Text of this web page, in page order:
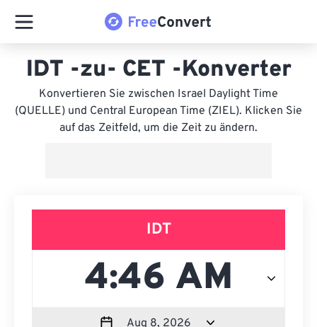
IDT -zu- CET -Konverter
Konvertieren Sie zwischen Israel Daylight Time
(QUELLE) und Central European Time (ZIEL). Klicken Sie
auf das Zeitfeld, um die Zeit zu ändern.
IDT